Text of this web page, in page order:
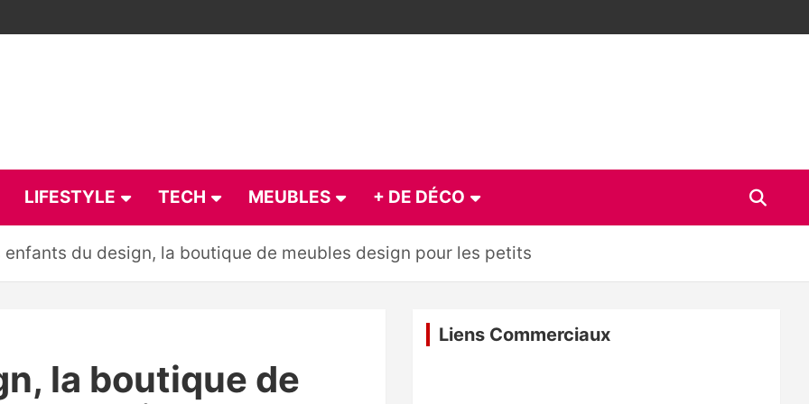
LIFESTYLE TECH MEUBLES + DE DÉCO
enfants du design, la boutique de meubles design pour les petits
la boutique de
Liens Commerciaux